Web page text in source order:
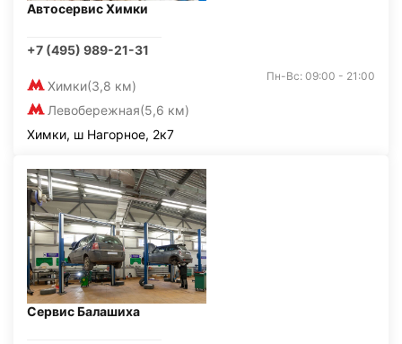
Автосервис Химки
+7 (495) 989-21-31
Химки(3,8 км)
Левобережная(5,6 км)
Пн-Вс: 09:00 - 21:00
Химки, ш Нагорное, 2к7
Сервис Балашиха